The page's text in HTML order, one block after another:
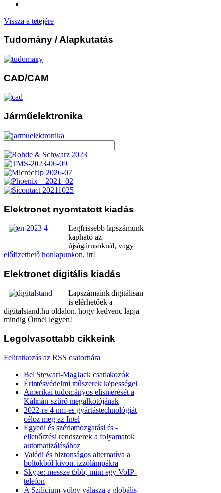
Vissza a tetejére
Tudomány / Alapkutatás
CAD/CAM
Járműelektronika
Elektronet nyomtatott kiadás
Legfrissebb lapszámunk
kapható az
újságárusoknál, vagy
előfizethető honlapunkon, itt!
Elektronet digitális kiadás
Lapszámaink digitálisan
is elérhetőek a
digitalstand.hu oldalon, hogy kedvenc lapja
mindig Önnél legyen!
Legolvasottabb cikkeink
Feliratkozás az RSS csatornára
Bel Stewart-MagJack csatlakozók
Érintésvédelmi műszerek képességei
Amerikai tudományos elismerését a
Kálmán-szűrő megalkotójának
2022-re 4 nm-es gyártástechnológiát
céloz meg az Intel
Egyedi és szériamozgatási és -
ellenőrzési rendszerek a folyamatok
automatizálásához
Valódi és biztonságos alternatíva a
boltokból kivont izzólámpákra
Skype: messze több, mint egy VoIP-
telefon
A Szilícium-völgy válasza a globális